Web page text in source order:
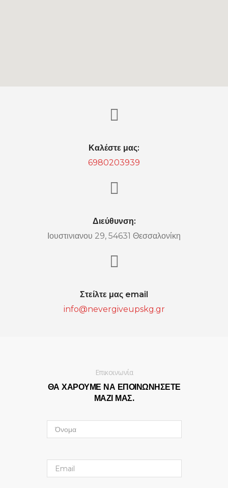
Καλέστε μας:
6980203939
Διεύθυνση:
Ιουστινιανου 29, 54631 Θεσσαλονίκη
Στείλτε μας email
info@nevergiveupskg.gr
Επικοινωνία
ΘΑ ΧΑΡΟΥΜΕ ΝΑ ΕΠΟΙΝΩΝΗΣΕΤΕ
ΜΑΖΙ ΜΑΣ.